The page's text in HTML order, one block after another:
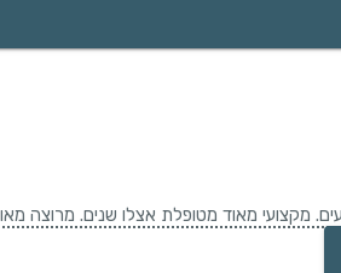
מקצועי מאוד מטופלת אצלו שנים. מרוצה